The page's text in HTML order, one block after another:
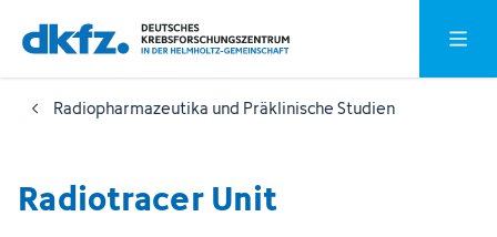
Zum
Hauptinhalt
springen
Zur
Fußzeile
springen
Radiopharmazeutika und Präklinische Studien
Radiotracer Unit